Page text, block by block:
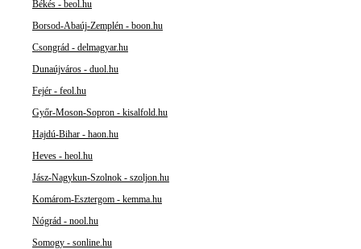
Békés - beol.hu
Borsod-Abaúj-Zemplén - boon.hu
Csongrád - delmagyar.hu
Dunaújváros - duol.hu
Fejér - feol.hu
Győr-Moson-Sopron - kisalfold.hu
Hajdú-Bihar - haon.hu
Heves - heol.hu
Jász-Nagykun-Szolnok - szoljon.hu
Komárom-Esztergom - kemma.hu
Nógrád - nool.hu
Somogy - sonline.hu